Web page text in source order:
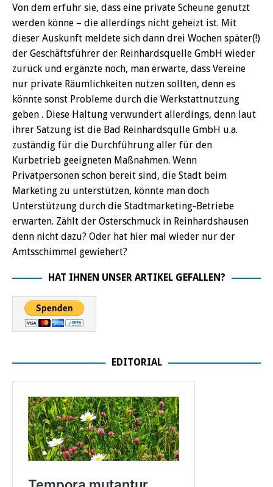
Von dem erfuhr sie, dass eine private Scheune genutzt
werden könne – die allerdings nicht geheizt ist. Mit
dieser Auskunft meldete sich dann drei Wochen später(!)
der Geschäftsführer der Reinhardsquelle GmbH wieder
zurück und ergänzte noch, man erwarte, dass Vereine
nur private Räumlichkeiten nutzen sollten, denn es
könnte sonst Probleme durch die Werkstattnutzung
geben . Diese Haltung verwundert allerdings, denn laut
ihrer Satzung ist die Bad Reinhardsqulle GmbH u.a.
zuständig für die Durchführung aller für den
Kurbetrieb geeigneten Maßnahmen. Wenn
Privatpersonen schon bereit sind, die Stadt beim
Marketing zu unterstützen, könnte man doch
Unterstützung durch die Stadtmarketing-Betriebe
erwarten. Zählt der Osterschmuck in Reinhardshausen
denn nicht dazu? Oder hat hier mal wieder nur der
Amtsschimmel gewiehert?
HAT IHNEN UNSER ARTIKEL GEFALLEN?
EDITORIAL